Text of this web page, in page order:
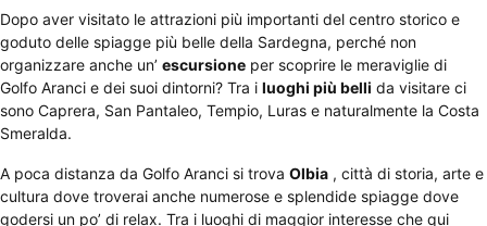
Dopo aver visitato le attrazioni più importanti del centro storico e
goduto delle spiagge più belle della Sardegna, perché non
organizzare anche un’ escursione per scoprire le meraviglie di
Golfo Aranci e dei suoi dintorni? Tra i luoghi più belli da visitare ci
sono Caprera, San Pantaleo, Tempio, Luras e naturalmente la Costa
Smeralda.
A poca distanza da Golfo Aranci si trova Olbia , città di storia, arte e
cultura dove troverai anche numerose e splendide spiagge dove
godersi un po’ di relax. Tra i luoghi di maggior interesse che qui